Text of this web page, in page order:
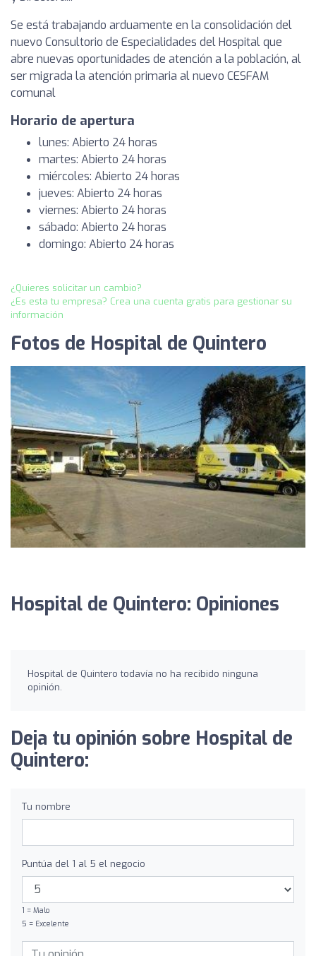
Se está trabajando arduamente en la consolidación del
nuevo Consultorio de Especialidades del Hospital que
abre nuevas oportunidades de atención a la población, al
ser migrada la atención primaria al nuevo CESFAM
comunal
Horario de apertura
lunes: Abierto 24 horas
martes: Abierto 24 horas
miércoles: Abierto 24 horas
jueves: Abierto 24 horas
viernes: Abierto 24 horas
sábado: Abierto 24 horas
domingo: Abierto 24 horas
¿Quieres solicitar un cambio?
¿Es esta tu empresa? Crea una cuenta gratis para gestionar su
información
Fotos de Hospital de Quintero
Hospital de Quintero: Opiniones
Hospital de Quintero todavía no ha recibido ninguna
opinión.
Deja tu opinión sobre Hospital de
Quintero:
Tu nombre
Puntúa del 1 al 5 el negocio
1 = Malo
5 = Excelente